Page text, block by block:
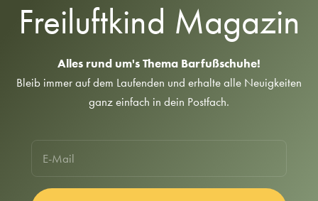
Freiluftkind Magazin
Alles rund um's Thema Barfußschuhe!
Bleib immer auf dem Laufenden und erhalte alle Neuigkeiten
ganz einfach in dein Postfach.
E-Mail